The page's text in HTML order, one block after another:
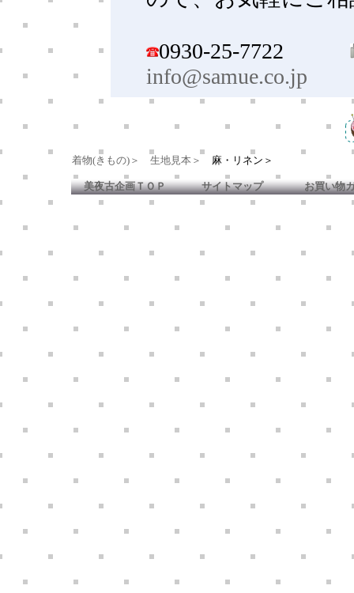
0930-25-7722
info@samue.co.jp
着物(きもの)＞ 生地見本＞ 麻・リネン＞
美夜古企画ＴＯＰ サイトマップ お買い物